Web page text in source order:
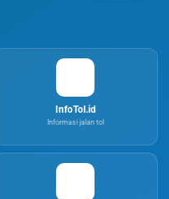
InfoTol.id
Informasi jalan tol